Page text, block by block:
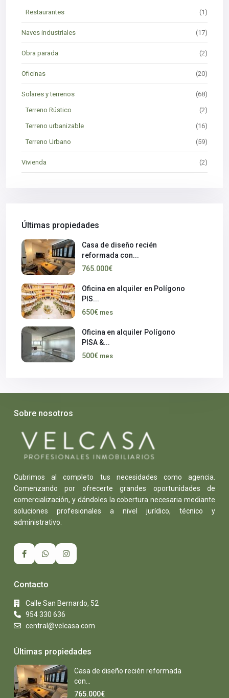
Restaurantes (1)
Naves industriales (17)
Obra parada (2)
Oficinas (20)
Solares y terrenos (68)
Terreno Rústico (2)
Terreno urbanizable (16)
Terreno Urbano (59)
Vivienda (2)
Últimas propiedades
Casa de diseño recién
reformada con...
765.000€
Oficina en alquiler en Polígono
PIS...
650€ mes
Oficina en alquiler Polígono
PISA &...
500€ mes
Sobre nosotros
Cubrimos al completo tus necesidades como agencia.
Comenzando por ofrecerte grandes oportunidades de
comercialización, y dándoles la cobertura necesaria mediante
soluciones profesionales a nivel jurídico, técnico y
administrativo.
Contacto
Calle San Bernardo, 52
954 330 636
central@velcasa.com
Últimas propiedades
Casa de diseño recién reformada
con...
765.000€